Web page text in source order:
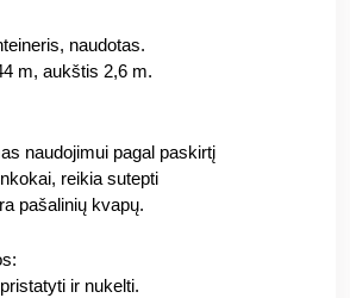
naudotas.
m, aukštis 2,6 m.
naudojimui pagal paskirtį
reikia sutepti
pašalinių kvapų.
ir nukelti.